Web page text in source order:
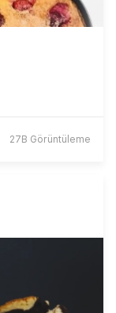
27B Görüntüleme